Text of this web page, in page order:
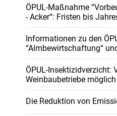
ÖPUL-Maßnahme
- Acker“: Fristen bis
Informationen zu den
“Almbewirtschaftung“
ÖPUL-Insektizidverzicht:
Weinbaubetriebe möglich
Die Reduktion von